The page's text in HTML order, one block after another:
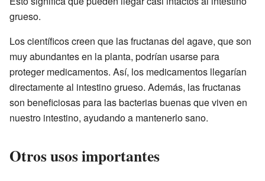
grueso.
Los científicos creen que las fructanas del agave, que son
muy abundantes en la planta, podrían usarse para
proteger medicamentos. Así, los medicamentos llegarían
directamente al intestino grueso. Además, las fructanas
son beneficiosas para las bacterias buenas que viven en
nuestro intestino, ayudando a mantenerlo sano.
Otros usos importantes